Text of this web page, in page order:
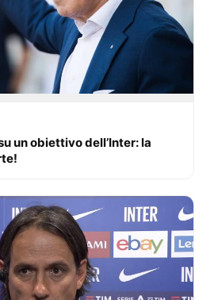
un obiettivo dell’Inter: la